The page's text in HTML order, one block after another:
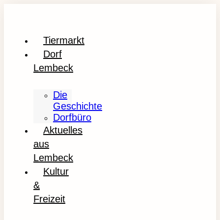
Tiermarkt
Dorf
Lembeck
Die
Geschichte
Dorfbüro
Aktuelles
aus
Lembeck
Kultur
&
Freizeit